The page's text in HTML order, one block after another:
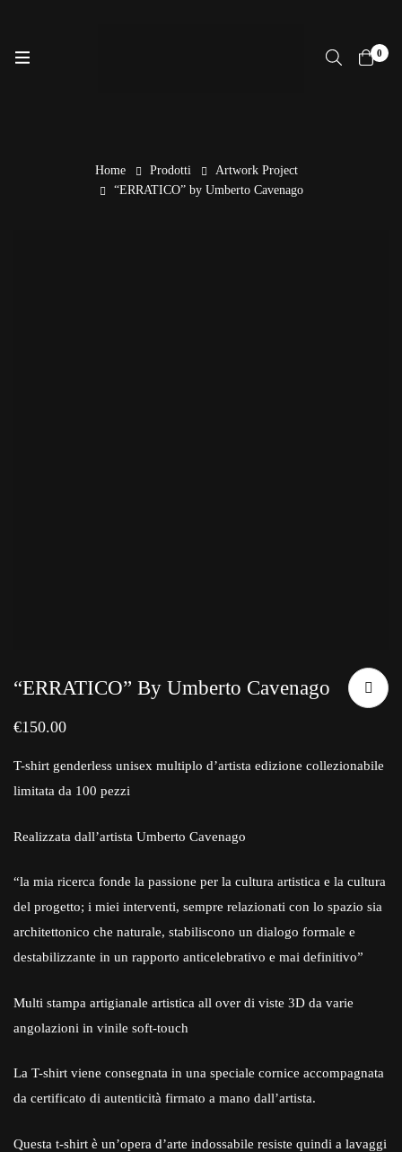
0
Home Prodotti
Artwork Project
“ERRATICO” by Umberto Cavenago
“ERRATICO” By Umberto Cavenago
€150.00
T-shirt genderless unisex multiplo d’artista edizione collezionabile
limitata da 100 pezzi
Realizzata dall’artista Umberto Cavenago
“la mia ricerca fonde la passione per la cultura artistica e la cultura
del progetto; i miei interventi, sempre relazionati con lo spazio sia
architettonico che naturale, stabiliscono un dialogo formale e
destabilizzante in un rapporto anticelebrativo e mai definitivo”
Multi stampa artigianale artistica all over di viste 3D da varie
angolazioni in vinile soft-touch
La T-shirt viene consegnata in una speciale cornice accompagnata
da certificato di autenticità firmato a mano dall’artista.
Questa t-shirt è un’opera d’arte indossabile resiste quindi a lavaggi